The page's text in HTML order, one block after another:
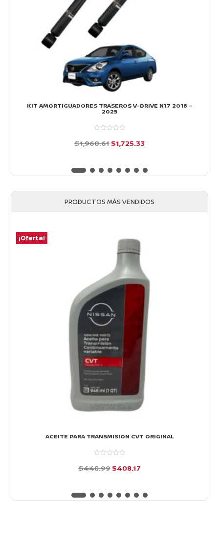
KIT AMORTIGUADORES TRASEROS V-DRIVE N17 2018 –
2025
5
$1,960.61 El
original
$1,960.61.
$1,725.33El
actual
$1,725.33.
PRODUCTOS MÁS VENDIDOS
¡Oferta!
ACEITE PARA TRANSMISION CVT ORIGINAL
5
$448.99 El
original
$408.17El
actual